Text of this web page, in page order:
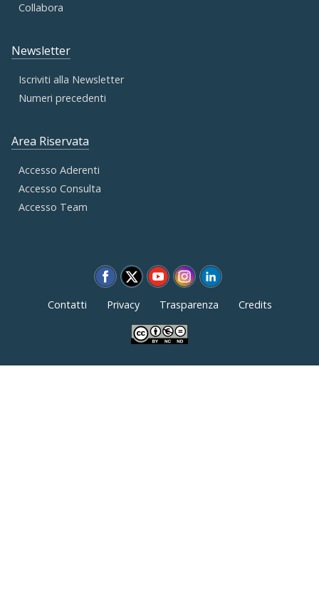
Collabora
Newsletter
Iscriviti alla Newsletter
Numeri precedenti
Area Riservata
Accesso Aderenti
Accesso Consulta
Accesso Team
Contatti Privacy Trasparenza Credits